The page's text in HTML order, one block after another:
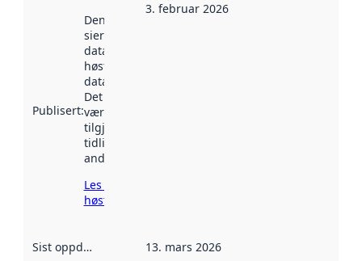
Publisert:
Denne datoen
sier når
datasettet ble
høstet av
data.norge.no.
Det kan ha
vært
tilgjengelig
tidligere
andre steder.
Les mer om
høsting her
3. februar 2026
Sist oppdatert 13. mars 2026